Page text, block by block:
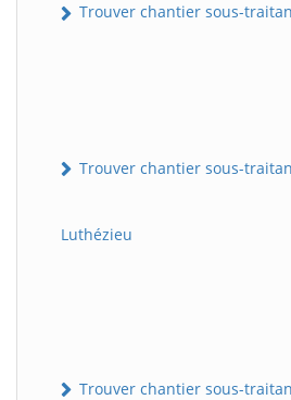
Trouver chantier sous-
Trouver chantier sous-
Luthézieu
Trouver chantier sous-